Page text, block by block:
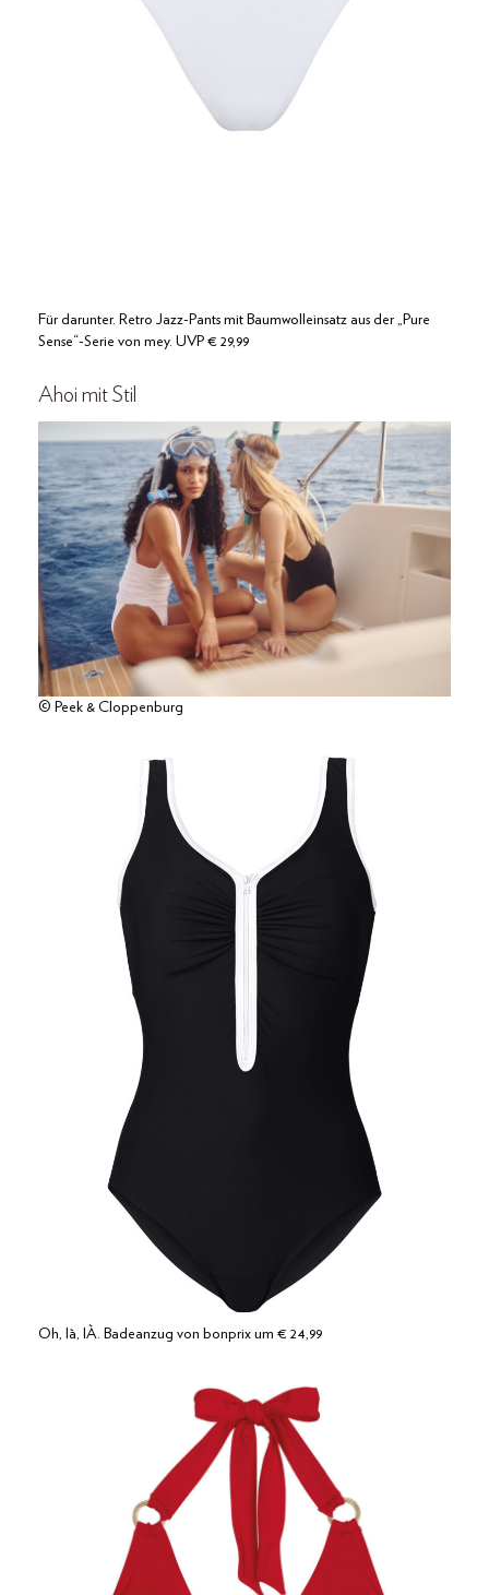
Für darunter. Retro Jazz-Pants mit Baumwolleinsatz aus der „Pure
Sense“-Serie von mey. UVP € 29,99
Ahoi mit Stil
© Peek & Cloppenburg
Oh, là, lÀ. Badeanzug von bonprix um € 24,99